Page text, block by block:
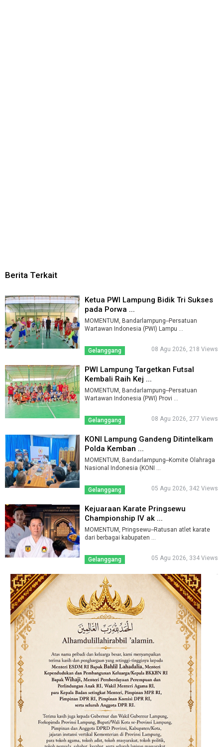
Berita Terkait
Ketua PWI Lampung Bidik Tri Sukses
pada Porwa ...
MOMENTUM, Bandarlampung--Persatuan
Wartawan Indonesia (PWI) Lampu ...
Gelanggang 08 Agu 2026, 218 Views
PWI Lampung Targetkan Futsal
Kembali Raih Kej ...
MOMENTUM, Bandarlampung--Persatuan
Wartawan Indonesia (PWI) Provi ...
Gelanggang 08 Agu 2026, 277 Views
KONI Lampung Gandeng Ditintelkam
Polda Kemban ...
MOMENTUM, Bandarlampung--Komite Olahraga
Nasional Indonesia (KONI ...
Gelanggang 05 Agu 2026, 342 Views
Kejuaraan Karate Pringsewu
Championship IV ak ...
MOMENTUM, Pringsewu--Ratusan atlet karate
dari berbagai kabupaten ...
Gelanggang 05 Agu 2026, 334 Views